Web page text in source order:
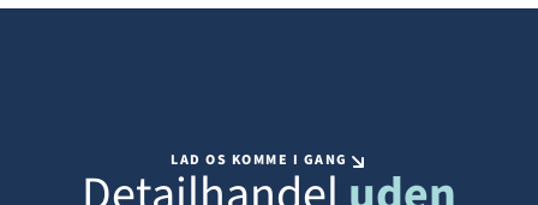
LAD OS KOMME I GANG